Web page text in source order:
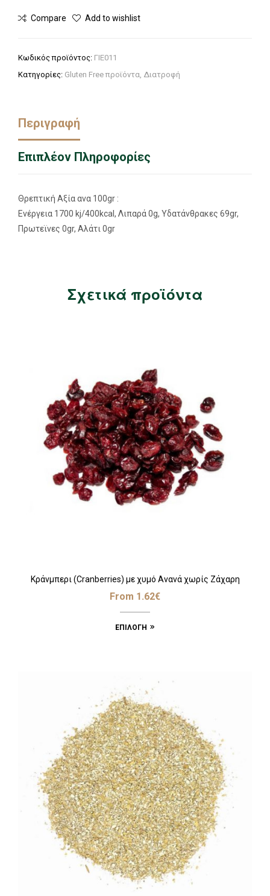
Compare Add to wishlist
Κωδικός προϊόντος: ΓΙΕ011
Κατηγορίες: Gluten Free προϊόντα, Διατροφή
Περιγραφή
Επιπλέον Πληροφορίες
Θρεπτική Αξία ανα 100gr :
Ενέργεια 1700 kj/400kcal, Λιπαρά 0g, Υδατάνθρακες 69gr,
Πρωτεϊνες 0gr, Αλάτι 0gr
Σχετικά προϊόντα
Κράνμπερι (Cranberries) με χυμό Ανανά χωρίς Ζάχαρη
From 1.62€
ΕΠΙΛΟΓΉ